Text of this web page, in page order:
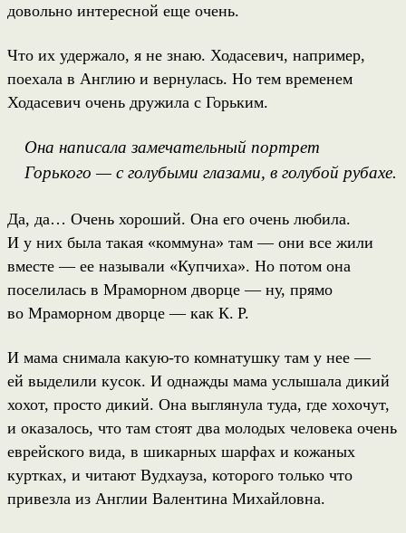
довольно интересной еще очень.
Что их удержало, я не знаю. Ходасевич, например,
поехала в Англию и вернулась. Но тем временем
Ходасевич очень дружила с Горьким.
Она написала замечательный портрет
Горького — с голубыми глазами, в голубой рубахе.
Да, да… Очень хороший. Она его очень любила.
И у них была такая «коммуна» там — они все жили
вместе — ее называли «Купчиха». Но потом она
поселилась в Мраморном дворце — ну, прямо
во Мраморном дворце — как К. Р.
И мама снимала какую-то комнатушку там у нее —
ей выделили кусок. И однажды мама услышала дикий
хохот, просто дикий. Она выглянула туда, где хохочут,
и оказалось, что там стоят два молодых человека очень
еврейского вида, в шикарных шарфах и кожаных
куртках, и читают Вудхауза, которого только что
привезла из Англии Валентина Михайловна.